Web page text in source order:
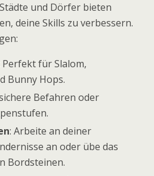
und Dörfer bieten
deine Skills zu verbessern.
Perfekt für Slalom,
Bunny Hops.
Befahren oder
: Arbeite an deiner
an oder übe das
Bordsteinen.